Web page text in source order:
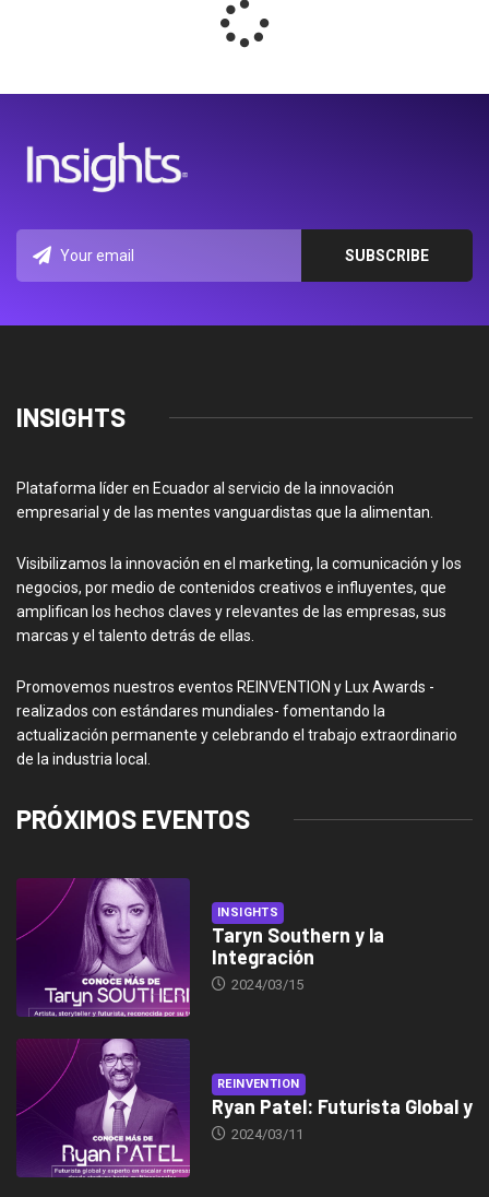
INSIGHTS
Plataforma líder en Ecuador al servicio de la innovación
empresarial y de las mentes vanguardistas que la alimentan.
Visibilizamos la innovación en el marketing, la comunicación y los
negocios, por medio de contenidos creativos e influyentes, que
amplifican los hechos claves y relevantes de las empresas, sus
marcas y el talento detrás de ellas.
Promovemos nuestros eventos REINVENTION y Lux Awards -
realizados con estándares mundiales- fomentando la
actualización permanente y celebrando el trabajo extraordinario
de la industria local.
PRÓXIMOS EVENTOS
INSIGHTS
Taryn Southern y la
Integración
2024/03/15
REINVENTION
Ryan Patel: Futurista Global y
2024/03/11